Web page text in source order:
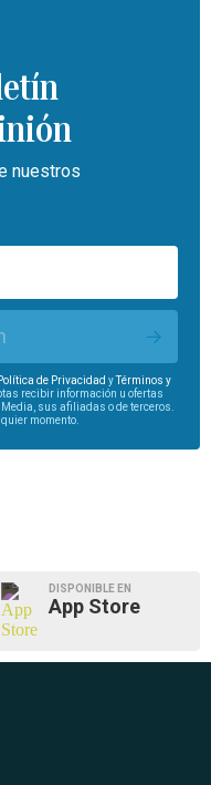
nuestros
Política de Privacidad yTérminos y
recibir información u ofertas
sus afiliadas o de terceros.
momento.
DISPONIBLE EN
App Store